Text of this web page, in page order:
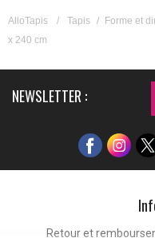
AlloTapis / Tapis / Forme et
x 240 cm
NEWSLETTER :
Retour et